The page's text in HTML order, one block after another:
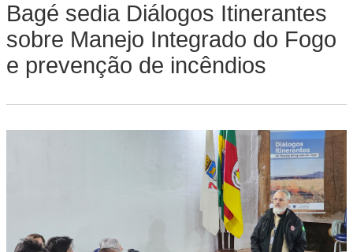
Bagé sedia Diálogos Itinerantes
sobre Manejo Integrado do Fogo
e prevenção de incêndios